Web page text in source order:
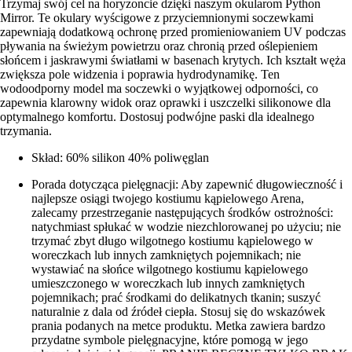
Trzymaj swój cel na horyzoncie dzięki naszym okularom Python
Mirror. Te okulary wyścigowe z przyciemnionymi soczewkami
zapewniają dodatkową ochronę przed promieniowaniem UV podczas
pływania na świeżym powietrzu oraz chronią przed oślepieniem
słońcem i jaskrawymi światłami w basenach krytych. Ich kształt węża
zwiększa pole widzenia i poprawia hydrodynamikę. Ten
wodoodporny model ma soczewki o wyjątkowej odporności, co
zapewnia klarowny widok oraz oprawki i uszczelki silikonowe dla
optymalnego komfortu. Dostosuj podwójne paski dla idealnego
trzymania.
Skład: 60% silikon 40% poliwęglan
Porada dotycząca pielęgnacji: Aby zapewnić długowieczność i
najlepsze osiągi twojego kostiumu kąpielowego Arena,
zalecamy przestrzeganie następujących środków ostrożności:
natychmiast spłukać w wodzie niezchlorowanej po użyciu; nie
trzymać zbyt długo wilgotnego kostiumu kąpielowego w
woreczkach lub innych zamkniętych pojemnikach; nie
wystawiać na słońce wilgotnego kostiumu kąpielowego
umieszczonego w woreczkach lub innych zamkniętych
pojemnikach; prać środkami do delikatnych tkanin; suszyć
naturalnie z dala od źródeł ciepła. Stosuj się do wskazówek
prania podanych na metce produktu. Metka zawiera bardzo
przydatne symbole pielęgnacyjne, które pomogą w jego